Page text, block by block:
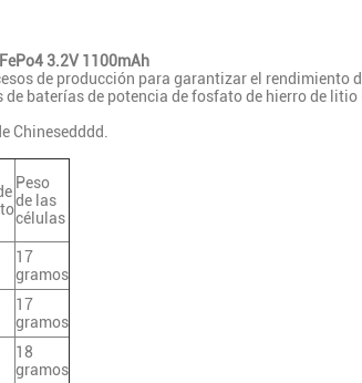
3.2V 1100mAh
de producción para garantizar el rendimiento
baterías de potencia de fosfato de hierro de
Chinesedddd.
Peso
de las
células
17
gramos
17
gramos
18
gramos